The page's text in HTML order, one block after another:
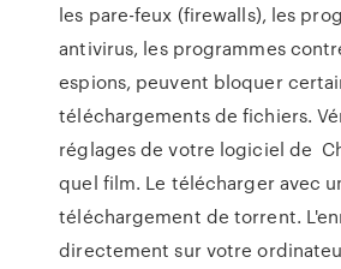
les pare-feux (firewalls), les
antivirus, les programmes
espions, peuvent bloquer
téléchargements de fichiers.
réglages de votre logiciel de
quel film. Le télécharger avec
téléchargement de torrent.
directement sur votre